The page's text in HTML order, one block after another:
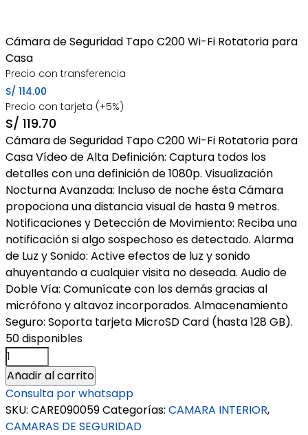
Cámara de Seguridad Tapo C200 Wi-Fi Rotatoria para
Casa
Precio con transferencia
S/ 114.00
Precio con tarjeta (+5%)
S/ 119.70
Cámara de Seguridad Tapo C200 Wi-Fi Rotatoria para
Casa Vídeo de Alta Definición: Captura todos los
detalles con una definición de 1080p. Visualización
Nocturna Avanzada: Incluso de noche ésta Cámara
propociona una distancia visual de hasta 9 metros.
Notificaciones y Detección de Movimiento: Reciba una
notificación si algo sospechoso es detectado. Alarma
de Luz y Sonido: Active efectos de luz y sonido
ahuyentando a cualquier visita no deseada. Audio de
Doble Vía: Comunícate con los demás gracias al
micrófono y altavoz incorporados. Almacenamiento
Seguro: Soporta tarjeta MicroSD Card (hasta 128 GB).
50 disponibles
Cámara
de
Seguridad
Tapo
C200
Añadir al carrito
Consulta por whatsapp
SKU: CARE090059Categorías: CAMARA INTERIOR,
CAMARAS DE SEGURIDAD